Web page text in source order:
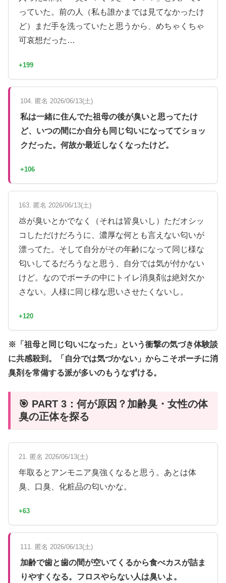
っていた。前の人（私も誰かまでは見てなかったけ
ど）まだ手を洗っていたと思うから、めちゃくちゃ
可哀想だった…
+199
104. 匿名 2026/06/13(土)
私は一緒に住んでた祖母の後が臭いと思ってたけ
ど、いつの間にか自分も同じ匂いになっててショッ
クだった。何故か最近しなくなったけど。
+106
163. 匿名 2026/06/13(土)
💩が臭いとかでなく（それは皆臭いし）ただオシッ
コしただけだろうに、濃厚な何とも言えない匂いが
漂ってた。そして自分がその年齢になって同じ様な
匂いしてるだろうなと思う、自分では気が付かない
けど。なのでポーチの中にトイレ消臭剤は絶対欠か
さない。人様に同じ様な思いさせたくないし。
+120
※「祖母と同じ匂いになった」という衝撃の気づき体験談
に共感殺到。「自分では気づかない」からこそポーチに消
臭剤を常備する派が多いのもうなずける。
🎯 PART 3：何が原因？加齢臭・女性の体
臭の正体を探る
21. 匿名 2026/06/13(土)
年取るとアンモニア臭強くなると思う。あとは体
臭、口臭、化粧品の匂いかな。
+63
111. 匿名 2026/06/13(土)
加齢で歯と歯の間が空いてくるから食べカスが詰ま
りやすくなる。フロスやらない人は臭いよ。